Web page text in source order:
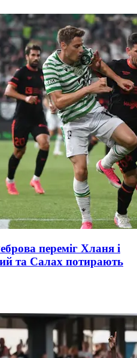
переміг Хланя і
та Салах потирають